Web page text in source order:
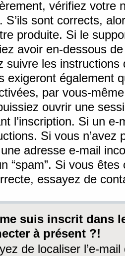
vérifiez votre
S’ils sont corrects,
produite. Si le
avoir en-dessous
suivre les
exigeront également
par vous-
ouvrir une
l’inscription. Si un
Si vous n’avez
adresse e-mail
“spam”. Si vous
essayez de
suis inscrit dans
à présent ?!
de localiser l’e-